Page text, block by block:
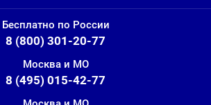
Бесплатно по России
8 (800) 301-20-77
Москва и МО
8 (495) 015-42-77